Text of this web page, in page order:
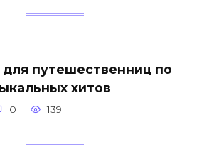
путешественниц по
хитов
0 139